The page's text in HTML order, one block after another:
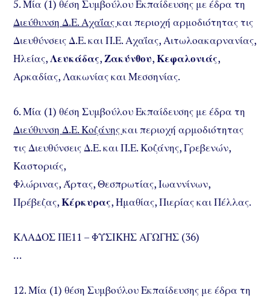
5. Μία (1) θέση Συμβούλου Εκπαίδευσης με έδρα τη
Διεύθυνση Δ.Ε. Αχαΐαςκαι περιοχή αρμοδιότητας τις
Διευθύνσεις Δ.Ε. και Π.Ε. Αχαΐας, Αιτωλοακαρνανίας,
Ηλείας,Λευκάδας,Ζακύνθου,Κεφαλονιάς,
Αρκαδίας, Λακωνίας και Μεσσηνίας.
6. Μία (1) θέση Συμβούλου Εκπαίδευσης με έδρα τη
Διεύθυνση Δ.Ε. Κοζάνηςκαι περιοχή αρμοδιότητας
τις Διευθύνσεις Δ.Ε. και Π.Ε. Κοζάνης, Γρεβενών,
Καστοριάς,
Φλώρινας, Άρτας, Θεσπρωτίας, Ιωαννίνων,
Πρέβεζας,Κέρκυρας, Ημαθίας, Πιερίας και Πέλλας.
ΚΛΑΔΟΣ ΠΕ11 – ΦΥΣΙΚΗΣ ΑΓΩΓΗΣ (36)
…
12. Μία (1) θέση Συμβούλου Εκπαίδευσης με έδρα τη